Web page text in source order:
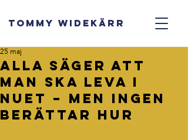
TOMMY WIDEKÄRR
Alla säger att
man ska leva i
nuet – men ingen
berättar hur
25 maj